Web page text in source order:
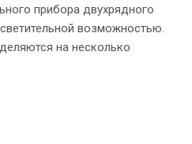
прибора двухрядного
возможностью.
на несколько